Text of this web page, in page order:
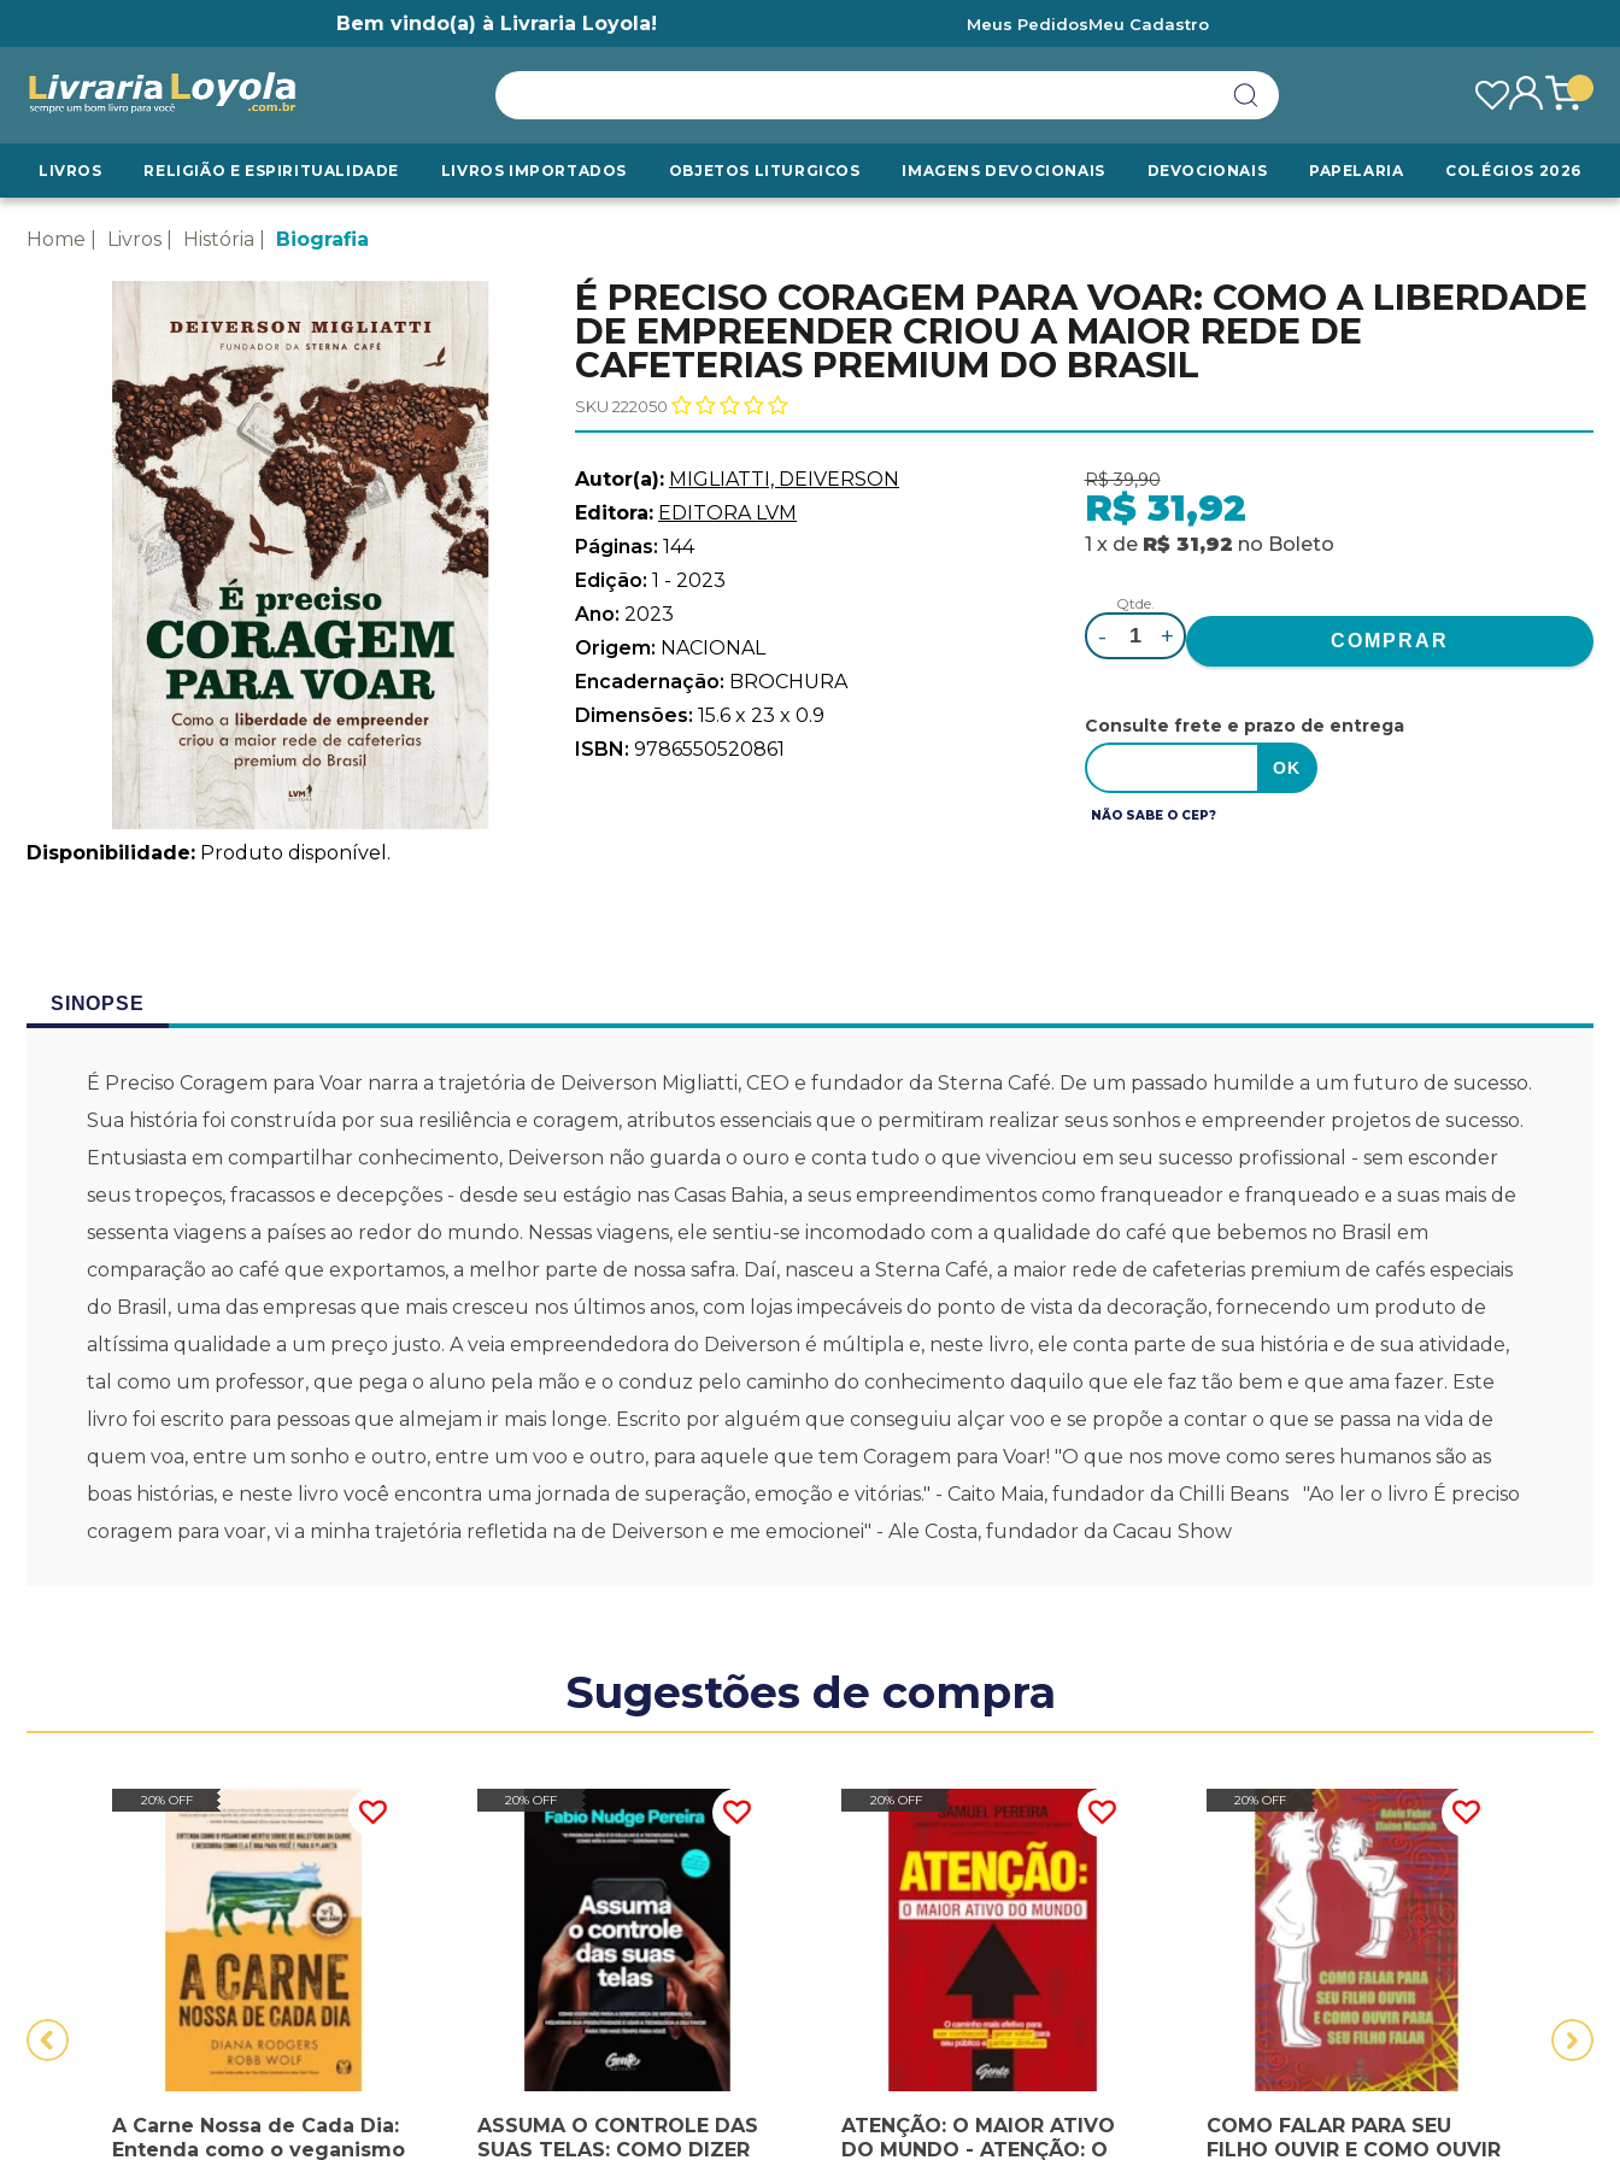
Bem vindo(a) à Livraria Loyola! Meus PedidosMeu Cadastro
LIVROS RELIGIÃO E ESPIRITUALIDADE LIVROS IMPORTADOS OBJETOS LITURGICOS IMAGENS DEVOCIONAIS DEVOCIONAIS PAPELARIA COLÉGIOS 2026
Home Livros História Biografia
Disponibilidade: Produto disponível.
É PRECISO CORAGEM PARA VOAR: COMO A LIBERDADE
DE EMPREENDER CRIOU A MAIOR REDE DE
CAFETERIAS PREMIUM DO BRASIL
SKU 222050
Autor(a): MIGLIATTI, DEIVERSON
Editora: EDITORA LVM
Páginas: 144
Edição: 1 - 2023
Ano: 2023
Origem: NACIONAL
Encadernação: BROCHURA
Dimensões: 15.6 x 23 x 0.9
ISBN: 9786550520861
R$ 39,90
R$ 31,92
1 x de R$ 31,92 no Boleto
Qtde.
- +
Consulte frete e prazo de entrega
NÃO SABE O CEP?
SINOPSE
É Preciso Coragem para Voar narra a trajetória de Deiverson Migliatti, CEO e fundador da Sterna Café. De um passado humilde a um futuro de sucesso.
Sua história foi construída por sua resiliência e coragem, atributos essenciais que o permitiram realizar seus sonhos e empreender projetos de sucesso.
Entusiasta em compartilhar conhecimento, Deiverson não guarda o ouro e conta tudo o que vivenciou em seu sucesso profissional - sem esconder
seus tropeços, fracassos e decepções - desde seu estágio nas Casas Bahia, a seus empreendimentos como franqueador e franqueado e a suas mais de
sessenta viagens a países ao redor do mundo. Nessas viagens, ele sentiu-se incomodado com a qualidade do café que bebemos no Brasil em
comparação ao café que exportamos, a melhor parte de nossa safra. Daí, nasceu a Sterna Café, a maior rede de cafeterias premium de cafés especiais
do Brasil, uma das empresas que mais cresceu nos últimos anos, com lojas impecáveis do ponto de vista da decoração, fornecendo um produto de
altíssima qualidade a um preço justo. A veia empreendedora do Deiverson é múltipla e, neste livro, ele conta parte de sua história e de sua atividade,
tal como um professor, que pega o aluno pela mão e o conduz pelo caminho do conhecimento daquilo que ele faz tão bem e que ama fazer. Este
livro foi escrito para pessoas que almejam ir mais longe. Escrito por alguém que conseguiu alçar voo e se propõe a contar o que se passa na vida de
quem voa, entre um sonho e outro, entre um voo e outro, para aquele que tem Coragem para Voar! "O que nos move como seres humanos são as
boas histórias, e neste livro você encontra uma jornada de superação, emoção e vitórias." - Caito Maia, fundador da Chilli Beans "Ao ler o livro É preciso
coragem para voar, vi a minha trajetória refletida na de Deiverson e me emocionei" - Ale Costa, fundador da Cacau Show
Sugestões de compra
20% OFF
A Carne Nossa de Cada Dia:
Entenda como o veganismo
20% OFF
ASSUMA O CONTROLE DAS
SUAS TELAS: COMO DIZER
20% OFF
ATENÇÃO: O MAIOR ATIVO
DO MUNDO - ATENÇÃO: O
20% OFF
COMO FALAR PARA SEU
FILHO OUVIR E COMO OUVIR